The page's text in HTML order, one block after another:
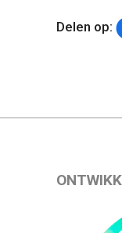
Delen op: